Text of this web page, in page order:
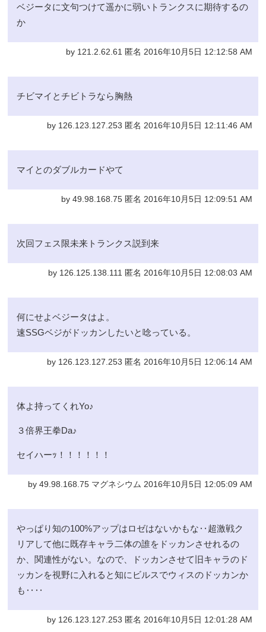
ベジータに文句つけて遥かに弱いトランクスに期待するの
か
by 121.2.62.61 匿名 2016年10月5日 12:12:58 AM
チビマイとチビトラなら胸熱
by 126.123.127.253 匿名 2016年10月5日 12:11:46 AM
マイとのダブルカードやて
by 49.98.168.75 匿名 2016年10月5日 12:09:51 AM
次回フェス限未来トランクス説到来
by 126.125.138.111 匿名 2016年10月5日 12:08:03 AM
何にせよベジータはよ。
速SSGベジがドッカンしたいと唸っている。
by 126.123.127.253 匿名 2016年10月5日 12:06:14 AM
体よ持ってくれYo♪
３倍界王拳Da♪
セイハーｯ！！！！！！
by 49.98.168.75 マグネシウム 2016年10月5日 12:05:09 AM
やっぱり知の100%アップはロゼはないかもな‥超激戦ク
リアして他に既存キャラ二体の誰をドッカンさせれるの
か、関連性がない。なので、ドッカンさせて旧キャラのド
ッカンを視野に入れると知にビルスでウィスのドッカンか
も‥‥
by 126.123.127.253 匿名 2016年10月5日 12:01:28 AM